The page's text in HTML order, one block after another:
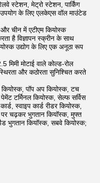
स्टेशन, मेट्रो स्टेशन, पार्किंग
के लिए एलकेएस वॉल माउंटेड
चीन में एटीएम कियोस्क
है विज्ञापन स्क्रीन के साथ
उद्योग के लिए एक अनूठा रूप
मिमी मोटाई वाले कोल्ड-रोल
स्थिरता और कठोरता सुनिश्चित करते
पॉप अप कियोस्क, टच
टर्मिनल कियोस्क, सेल्फ सर्विस
स्वाइप कार्ड रीडर कियोस्क,
पर चढ़कर भुगतान कियॉस्क, मुफ्त
भुगतान कियॉस्क, सबवे कियोस्क;